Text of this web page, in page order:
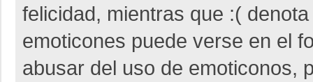
felicidad, mientras que :(
emoticones puede verse en el
abusar del uso de emoticonos,